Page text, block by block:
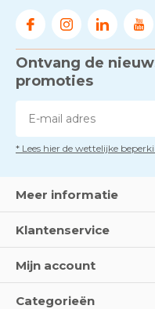
Ontvang de
promoties
* Lees hier de wettelijke
Meer informatie
Klantenservice
Mijn account
Categorieën